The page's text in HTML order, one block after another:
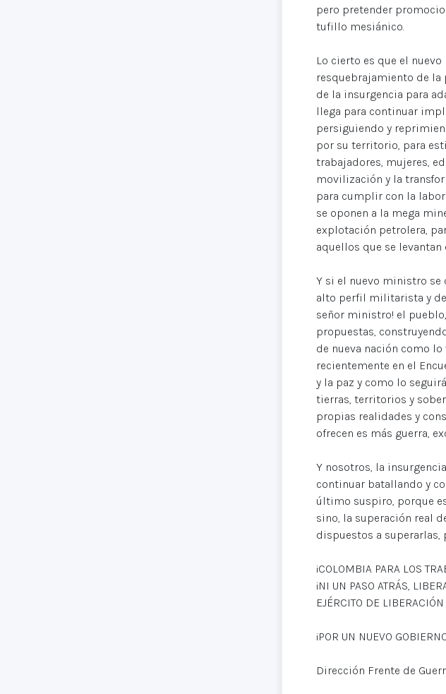
pero pretender
tufillo mesiánico.
Lo cierto es que el
resquebrajamiento de la
de la insurgencia para
llega para continuar
persiguiendo y
por su territorio, para
trabajadores, mujeres,
movilización y la
para cumplir con la
se oponen a la mega
explotación petrolera,
aquellos que se
Y si el nuevo ministro se
alto perfil militarista y
señor ministro! el
propuestas,
de nueva nación como
recientemente en el
y la paz y como lo
tierras, territorios y
propias realidades y
ofrecen es más guerra,
Y nosotros, la
continuar batallando y
último suspiro, porque
sino, la superación real
dispuestos a superarlas,
¡COLOMBIA PARA LOS
¡NI UN PASO ATRÁS,
EJÉRCITO DE
¡POR UN NUEVO
Dirección Frente de